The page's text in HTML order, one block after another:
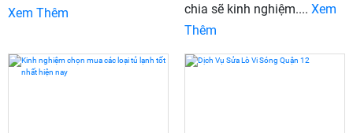
Xem Thêm
chia sẽ kinh nghiệm.... Xem
Thêm